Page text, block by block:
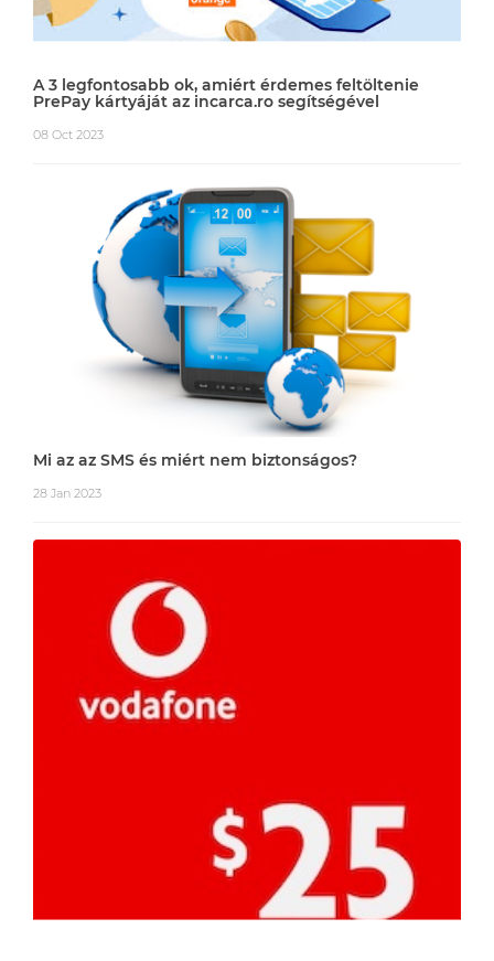
A 3 legfontosabb ok, amiért érdemes feltöltenie
PrePay kártyáját az incarca.ro segítségével
08 Oct 2023
Mi az az SMS és miért nem biztonságos?
28 Jan 2023